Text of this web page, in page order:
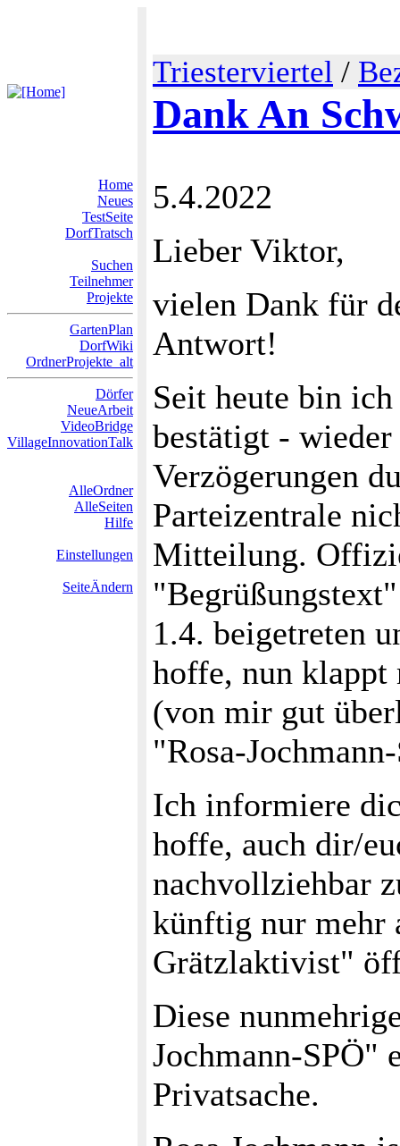
Triesterviertel /
Dank An
Home
Neues
TestSeite
DorfTratsch
Suchen
Teilnehmer
Projekte
GartenPlan
DorfWiki
OrdnerProjekte_alt
Dörfer
NeueArbeit
VideoBridge
VillageInnovationTalk
AlleOrdner
AlleSeiten
Hilfe
Einstellungen
SeiteÄndern
5.4.2022
Lieber Viktor,
vielen Dank für
Antwort!
Seit heute bin
bestätigt -
Verzögerungen
Parteizentrale
Mitteilung.
1.4. beigetreten
hoffe, nun klappt
(von mir gut
"Rosa-
Ich informiere
hoffe, auch dir/
nachvollziehbar
künftig nur mehr
Grätzlaktivist"
Diese
Jochmann-SPÖ"
Privatsache.